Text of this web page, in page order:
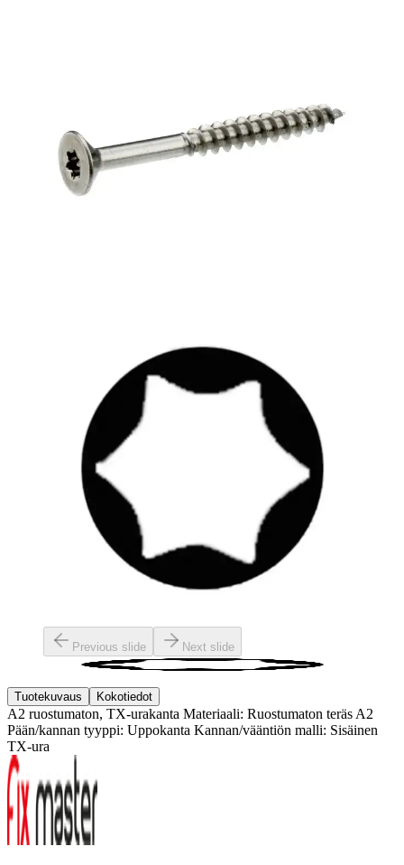
Previous slide Next slide
Tuotekuvaus Kokotiedot
A2 ruostumaton, TX-urakanta Materiaali: Ruostumaton teräs A2
Pään/kannan tyyppi: Uppokanta Kannan/vääntiön malli: Sisäinen
TX-ura